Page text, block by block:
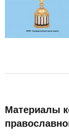
Материалы